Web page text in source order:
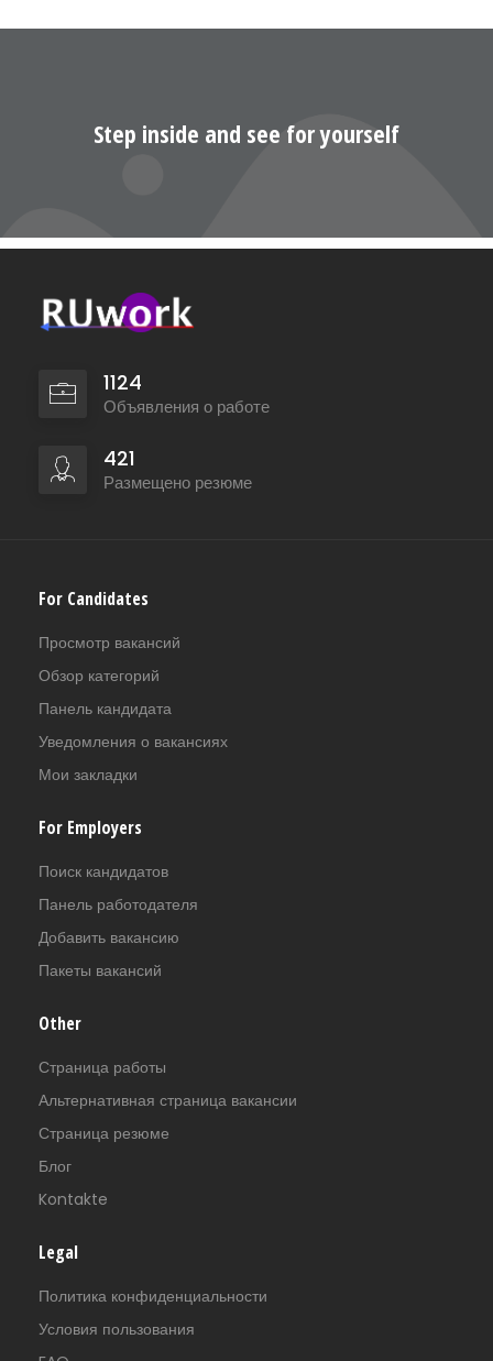
Step inside and see for yourself
1124
Объявления о работе
421
Размещено резюме
For Candidates
Просмотр вакансий
Обзор категорий
Панель кандидата
Уведомления о вакансиях
Мои закладки
For Employers
Поиск кандидатов
Панель работодателя
Добавить вакансию
Пакеты вакансий
Other
Страница работы
Альтернативная страница вакансии
Страница резюме
Блог
Kontakte
Legal
Политика конфиденциальности
Условия пользования